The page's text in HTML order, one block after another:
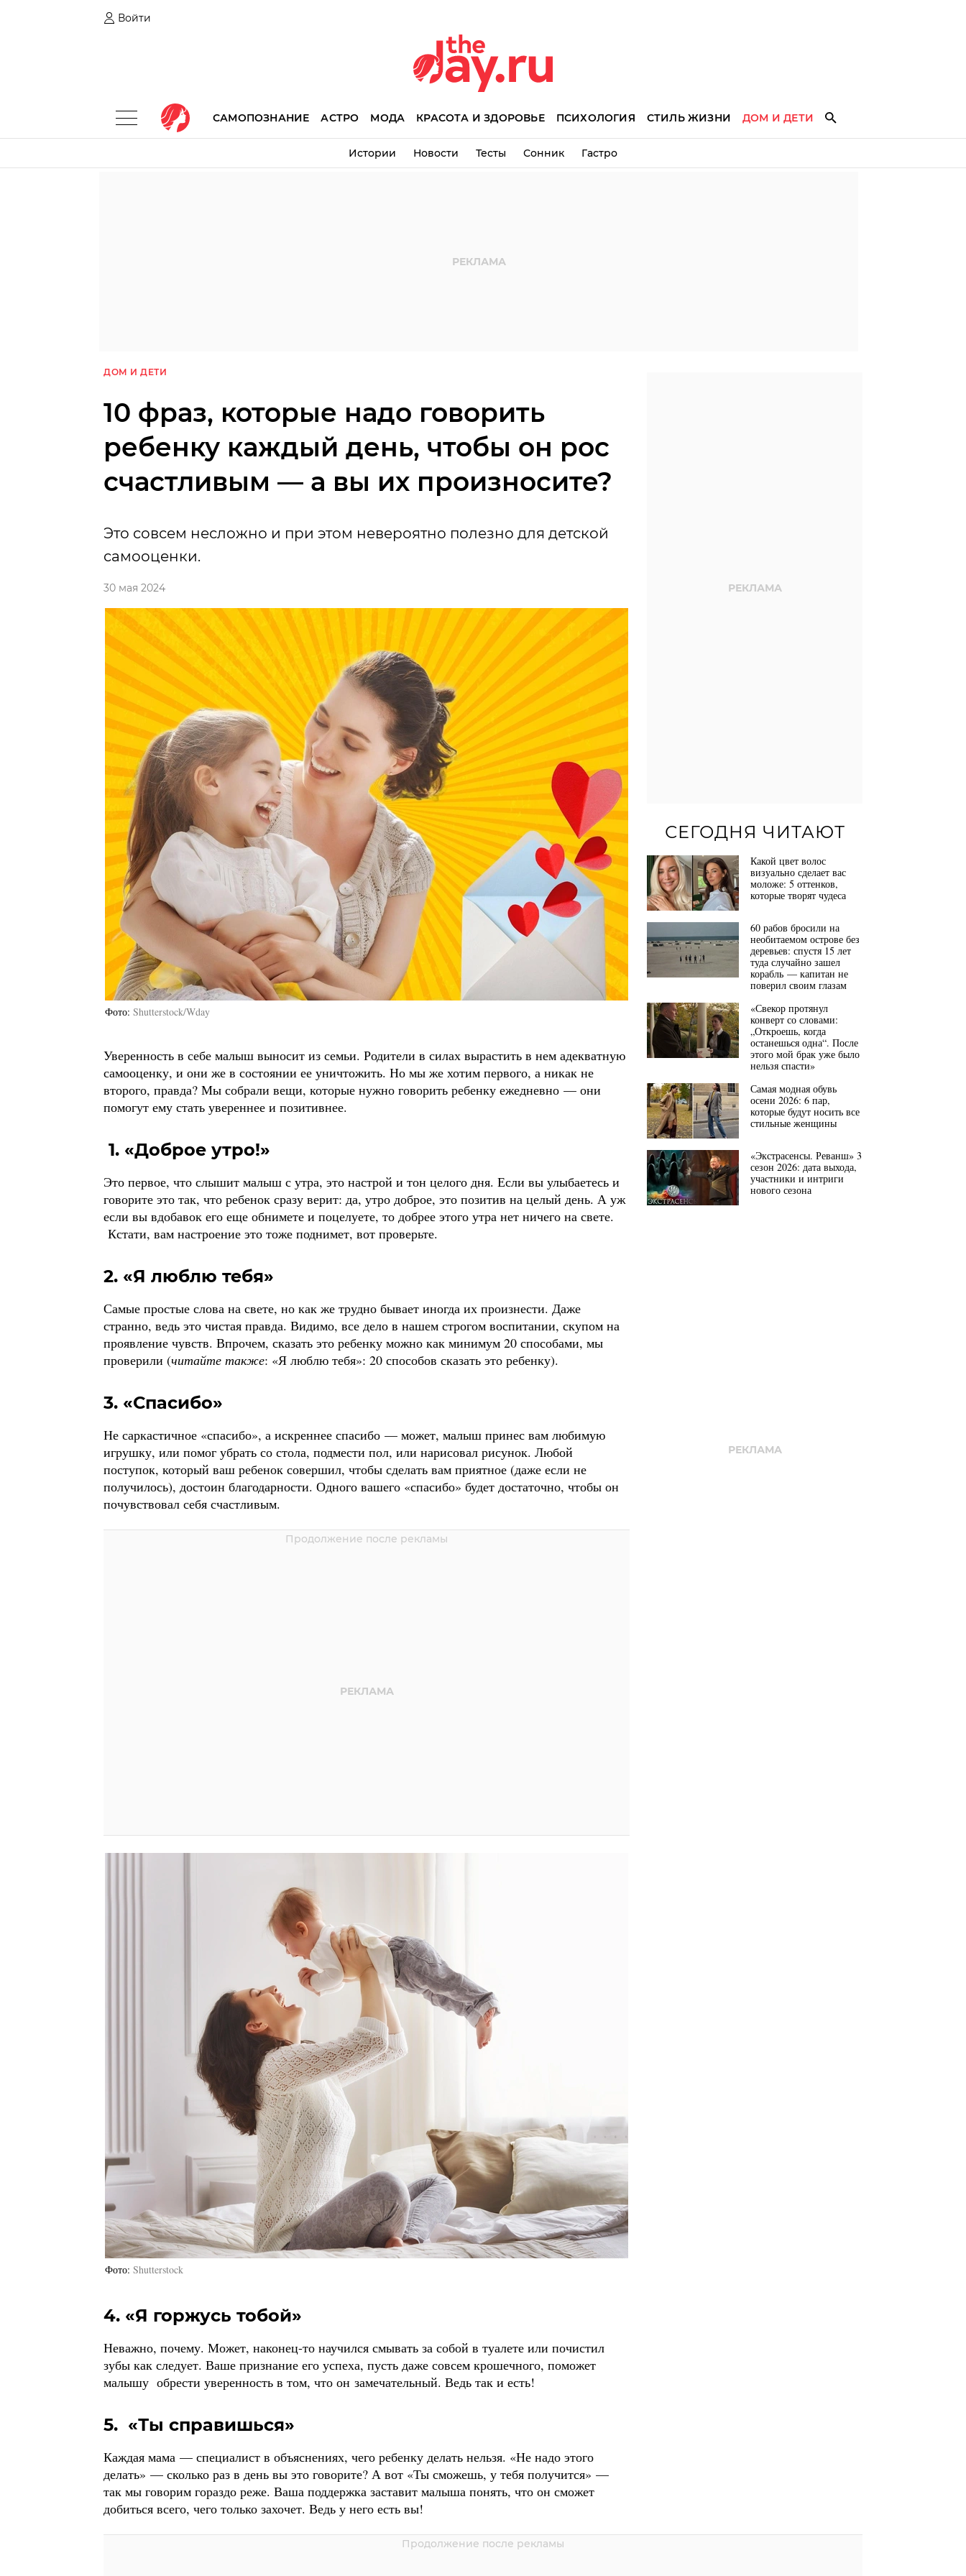
Войти
САМОПОЗНАНИЕ АСТРО МОДА КРАСОТА И ЗДОРОВЬЕ ПСИХОЛОГИЯ СТИЛЬ ЖИЗНИ ДОМ И ДЕТИ
Истории Новости Тесты Сонник Гастро
ДОМ И ДЕТИ
10 фраз, которые надо говорить
ребенку каждый день, чтобы он рос
счастливым — а вы их произносите?
Это совсем несложно и при этом невероятно полезно для детской
самооценки.
30 мая 2024
Фото Shutterstock/Wday
Уверенность в себе малыш выносит из семьи. Родители в силах вырастить в нем адекватную
самооценку, и они же в состоянии ее уничтожить. Но мы же хотим первого, а никак не
второго, правда? Мы собрали вещи, которые нужно говорить ребенку ежедневно — они
помогут ему стать увереннее и позитивнее.
1. «Доброе утро!»
Это первое, что слышит малыш с утра, это настрой и тон целого дня. Если вы улыбаетесь и
говорите это так, что ребенок сразу верит: да, утро доброе, это позитив на целый день. А уж
если вы вдобавок его еще обнимете и поцелуете, то добрее этого утра нет ничего на свете.
Кстати, вам настроение это тоже поднимет, вот проверьте.
2. «Я люблю тебя»
Самые простые слова на свете, но как же трудно бывает иногда их произнести. Даже
странно, ведь это чистая правда. Видимо, все дело в нашем строгом воспитании, скупом на
проявление чувств. Впрочем, сказать это ребенку можно как минимум 20 способами, мы
проверили (читайте также: «Я люблю тебя»: 20 способов сказать это ребенку).
3. «Спасибо»
Не саркастичное «спасибо», а искреннее спасибо — может, малыш принес вам любимую
игрушку, или помог убрать со стола, подмести пол, или нарисовал рисунок. Любой
поступок, который ваш ребенок совершил, чтобы сделать вам приятное (даже если не
получилось), достоин благодарности. Одного вашего «спасибо» будет достаточно, чтобы он
почувствовал себя счастливым.
Фото Shutterstock
4. «Я горжусь тобой»
Неважно, почему. Может, наконец-то научился смывать за собой в туалете или почистил
зубы как следует. Ваше признание его успеха, пусть даже совсем крошечного, поможет
малышу обрести уверенность в том, что он замечательный. Ведь так и есть!
5. «Ты справишься»
Каждая мама — специалист в объяснениях, чего ребенку делать нельзя. «Не надо этого
делать» — сколько раз в день вы это говорите? А вот «Ты сможешь, у тебя получится» —
так мы говорим гораздо реже. Ваша поддержка заставит малыша понять, что он сможет
добиться всего, чего только захочет. Ведь у него есть вы!
СЕГОДНЯ ЧИТАЮТ
Какой цвет волос
визуально сделает вас
моложе: 5 оттенков,
которые творят чудеса
60 рабов бросили на
необитаемом острове без
деревьев: спустя 15 лет
туда случайно зашел
корабль — капитан не
поверил своим глазам
«Свекор протянул
конверт со словами:
„Откроешь, когда
останешься одна“. После
этого мой брак уже было
нельзя спасти»
Самая модная обувь
осени 2026: 6 пар,
которые будут носить все
стильные женщины
«Экстрасенсы. Реванш» 3
сезон 2026: дата выхода,
участники и интриги
нового сезона